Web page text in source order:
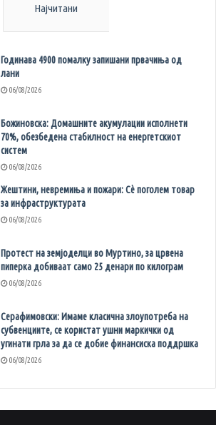
Најчитани
Годинава 4900 помалку запишани првачиња од
лани
06/08/2026
Божиновска: Домашните акумулации исполнети
70%, обезбедена стабилност на енергетскиот
систем
06/08/2026
Жештини, невремиња и пожари: Сè поголем товар
за инфраструктурата
06/08/2026
Протест на земјоделци во Муртино, за црвена
пиперка добиваат само 25 денари по килограм
06/08/2026
Серафимовски: Имаме класична злоупотреба на
субвенциите, се користат ушни маркички од
угинати грла за да се добие финансиска поддршка
06/08/2026